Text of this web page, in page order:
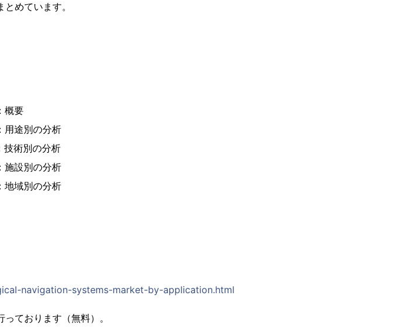
めています。
概要
用途別の分析
技術別の分析
施設別の分析
地域別の分析
navigation-systems-market-by-application.html
ております（無料）。